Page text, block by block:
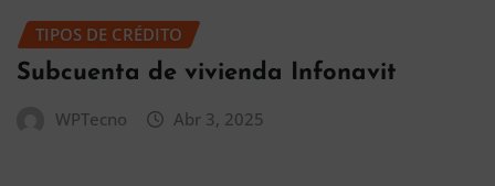
TIPOS DE CRÉDITO
Subcuenta de vivienda Infonavit
WPTecno Abr 3, 2025